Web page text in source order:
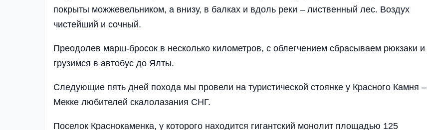
покрыты можжевельником, а внизу, в балках и вдоль реки – лиственный лес. Воздух
чистейший и сочный.
Преодолев марш-бросок в несколько километров, с облегчением сбрасываем рюкзаки и
грузимся в автобус до Ялты.
Следующие пять дней похода мы провели на туристической стоянке у Красного Камня –
Мекке любителей скалолазания СНГ.
Поселок Краснокаменка, у которого находится гигантский монолит площадью 125